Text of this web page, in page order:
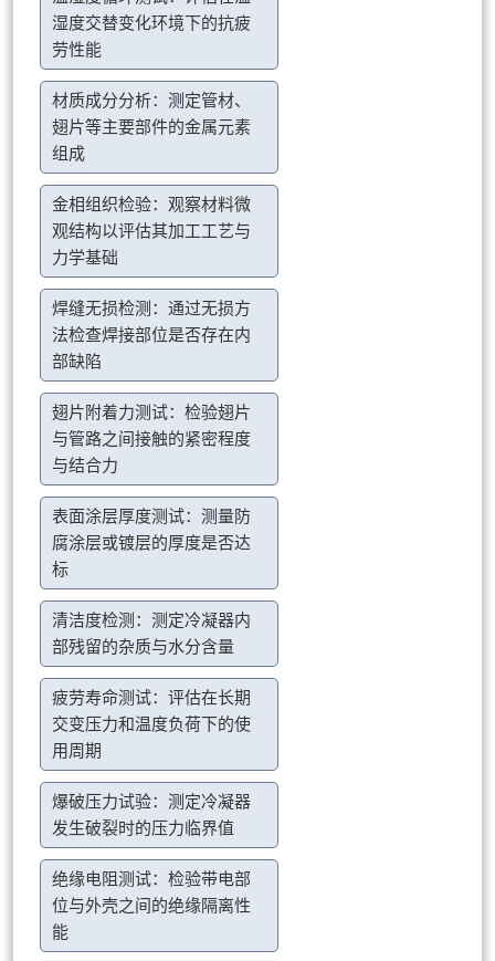
湿度交替变化环境下的抗疲
劳性能
材质成分分析：测定管材、
翅片等主要部件的金属元素
组成
金相组织检验：观察材料微
观结构以评估其加工工艺与
力学基础
焊缝无损检测：通过无损方
法检查焊接部位是否存在内
部缺陷
翅片附着力测试：检验翅片
与管路之间接触的紧密程度
与结合力
表面涂层厚度测试：测量防
腐涂层或镀层的厚度是否达
标
清洁度检测：测定冷凝器内
部残留的杂质与水分含量
疲劳寿命测试：评估在长期
交变压力和温度负荷下的使
用周期
爆破压力试验：测定冷凝器
发生破裂时的压力临界值
绝缘电阻测试：检验带电部
位与外壳之间的绝缘隔离性
能